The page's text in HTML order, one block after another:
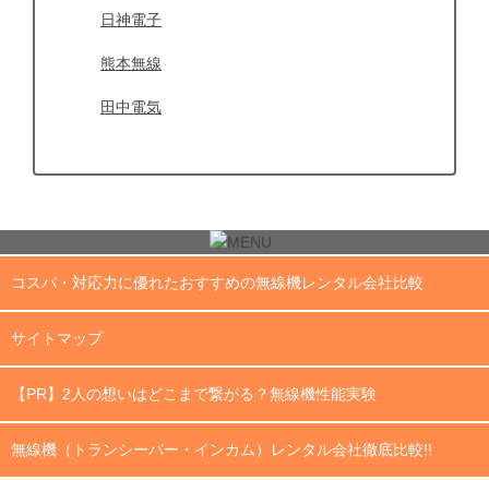
日神電子
熊本無線
田中電気
コスパ・対応力に優れたおすすめの無線機レンタル会社比較
サイトマップ
【PR】2人の想いはどこまで繋がる？無線機性能実験
無線機（トランシーバー・インカム）レンタル会社徹底比較!!